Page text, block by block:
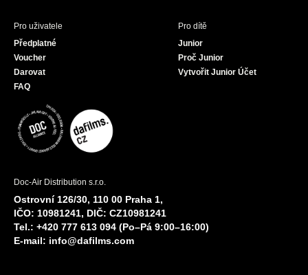
Pro uživatele
Předplatné
Voucher
Darovat
FAQ
Pro dítě
Junior
Proč Junior
Vytvořit Junior Účet
Doc-Air Distribution s.r.o.
Ostrovní 126/30, 110 00 Praha 1,
IČO: 10981241, DIČ: CZ10981241
Tel.: +420 777 613 094 (Po–Pá 9:00–16:00)
E-mail: info@dafilms.com